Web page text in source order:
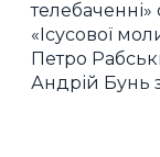
«Ісусової
Петро
Андрій Бунь